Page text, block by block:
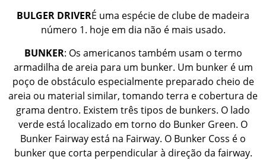
BULGER DRIVERÉ uma espécie de clube de madeira
número 1. hoje em dia não é mais usado.
BUNKER: Os americanos também usam o termo
armadilha de areia para um bunker. Um bunker é um
poço de obstáculo especialmente preparado cheio de
areia ou material similar, tomando terra e cobertura de
grama dentro. Existem três tipos de bunkers. O lado
verde está localizado em torno do Bunker Green. O
Bunker Fairway está na Fairway. O Bunker Coss é o
bunker que corta perpendicular à direção da fairway.